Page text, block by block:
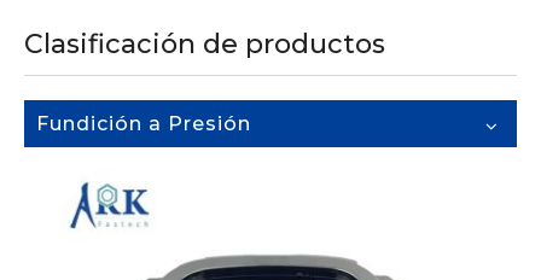
Clasificación de productos
Fundición a Presión